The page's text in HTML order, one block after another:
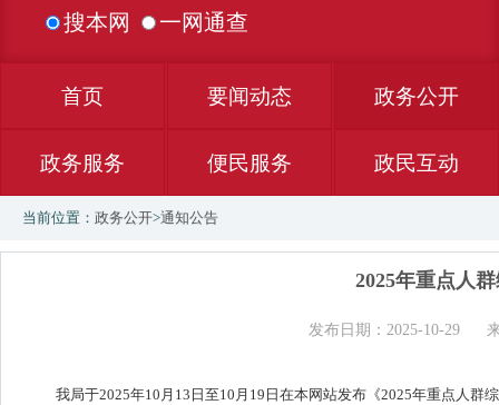
搜本网 一网通查
首页 要闻动态 政务公开
政务服务 便民服务 政民互动
当前位置： 政务公开>通知公告
2025年重点人
发布日期：2025-10-29
我局于2025年10月13日至10月19日在本网站发布《2025年重点人